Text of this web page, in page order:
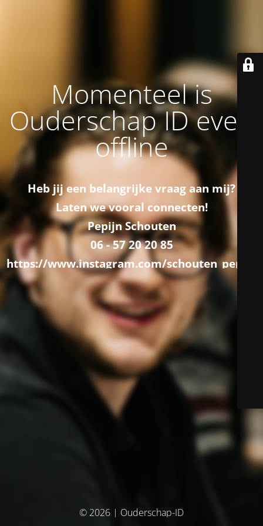
Momenteel is
Ouderschap ID even
offline
Heb jij een belangrijke vraag aan mij?
Laten we vooral connecten!
Pepijn Schouten
06 - 57 20 20 85
https://www.instagram.com/schouten_pepijn
© 2026 | Ouderschap-ID